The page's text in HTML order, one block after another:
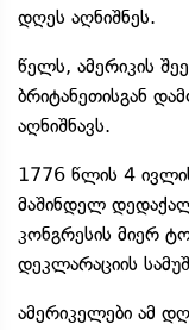
დღეს აღნიშნეს.
წელს, ამერიკის
ბრიტანეთისგან
აღნიშნავს.
1776 წლის 4
მაშინდელ
კონგრესის მიერ
დეკლარაციის
ამერიკელები ამ